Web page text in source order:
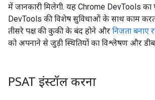
में जानकारी मिलेगी. यह Chrome DevTools
DevTools की विशेष सुविधाओं के साथ काम
तीसरे पक्ष की कुकी के बंद होने और निजता बनाए
को अपनाने से जुड़ी स्थितियों का विश्लेषण और
PSAT इंस्टॉल करना